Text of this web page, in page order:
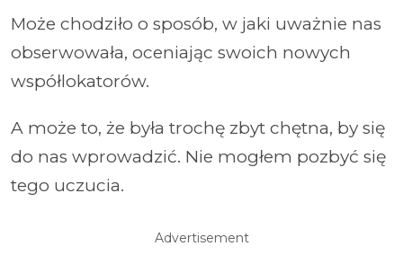
Może chodziło o sposób, w jaki uważnie nas
obserwowała, oceniając swoich nowych
współlokatorów.
A może to, że była trochę zbyt chętna, by się
do nas wprowadzić. Nie mogłem pozbyć się
tego uczucia.
Advertisement